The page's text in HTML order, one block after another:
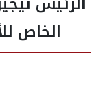
نواب
طاقم
الخاص